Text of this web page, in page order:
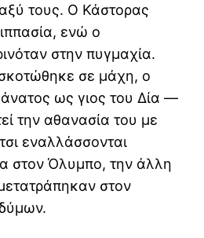
τους. Ο Κάστορας
ενώ ο
στην πυγμαχία.
σε μάχη, ο
ως γιος του Δία —
την αθανασία του με
εναλλάσσονται
στον Όλυμπο, την άλλη
στον